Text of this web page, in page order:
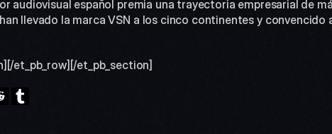
llevado la marca VSN a los cinco continentes y convencido
et_pb_row][/et_pb_section]